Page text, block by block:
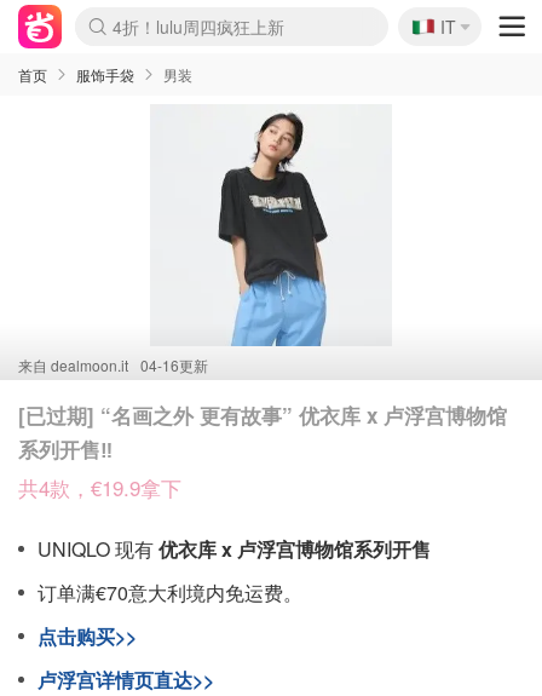
Boticinal 夏促开抢！
4折！lulu周四疯狂上新
速领！Stanley独家85折
Zalando 奥莱闪促！每日更新
🇮🇹
IT
首页 服饰手袋 男装
来自 dealmoon.it 04-16更新
[已过期] “名画之外 更有故事” 优衣库 x 卢浮宫博物馆
系列开售‼️
共4款，€19.9拿下
UNIQLO 现有优衣库 x 卢浮宫博物馆系列开售
订单满€70意大利境内免运费。
点击购买>>
卢浮宫详情页直达>>